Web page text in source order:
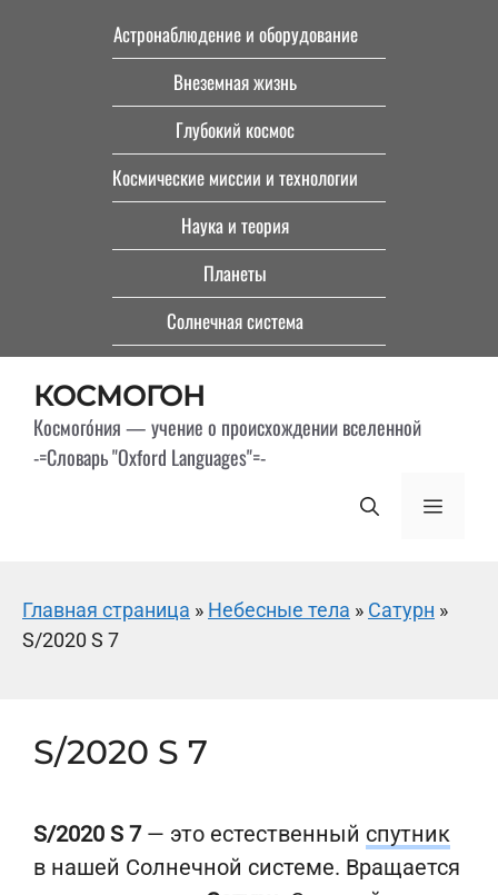
Астронаблюдение и оборудование
Внеземная жизнь
Глубокий космос
Космические миссии и технологии
Наука и теория
Планеты
Солнечная система
КОСМОГОН
Космого́ния — учение о происхождении вселенной
-=Словарь "Oxford Languages"=-
Меню
Главная страница » Небесные тела » Сатурн »
S/2020 S 7
S/2020 S 7
S/2020 S 7— это естественный спутник
в нашей Солнечной системе. Вращается